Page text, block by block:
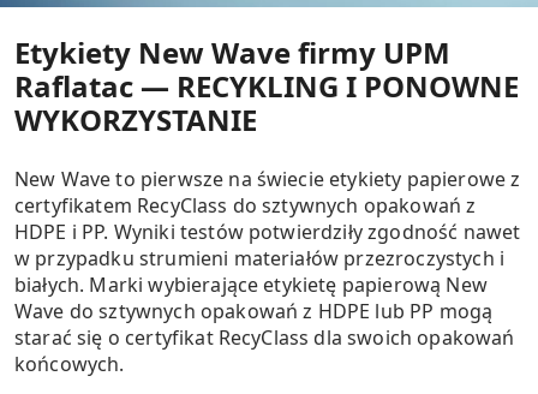
Etykiety New Wave firmy UPM
Raflatac — RECYKLING I PONOWNE
WYKORZYSTANIE
New Wave to pierwsze na świecie etykiety papierowe z
certyfikatem RecyClass do sztywnych opakowań z
HDPE i PP. Wyniki testów potwierdziły zgodność nawet
w przypadku strumieni materiałów przezroczystych i
białych. Marki wybierające etykietę papierową New
Wave do sztywnych opakowań z HDPE lub PP mogą
starać się o certyfikat RecyClass dla swoich opakowań
końcowych.